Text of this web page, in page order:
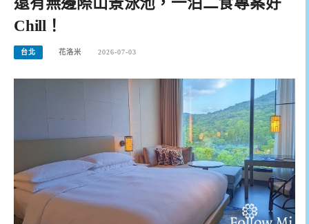
Chill！
台北 花洛米 2026-07-03